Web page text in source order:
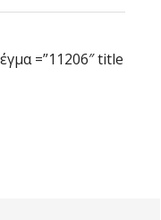
=”11206″ title